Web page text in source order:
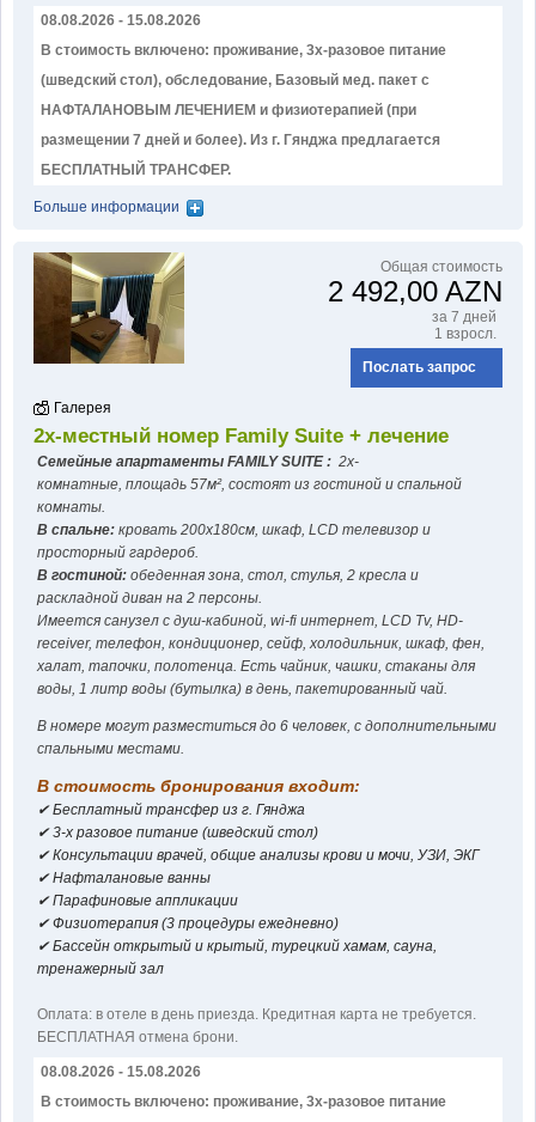
08.08.2026 - 15.08.2026
В стоимость включено: проживание, 3х-разовое питание
(шведский стол), обследование, Базовый мед. пакет с
НАФТАЛАНОВЫМ ЛЕЧЕНИЕМ и физиотерапией (при
размещении 7 дней и более). Из г. Гянджа предлагается
БЕСПЛАТНЫЙ ТРАНСФЕР.
Больше информации
Общая стоимость
2 492,00 AZN
за 7 дней
1 взросл.
Послать запрос
Галерея
2х-местный номер Family Suite + лечение
Семейные апартаменты FAMILY SUITE : 2х-
комнатные, площадь 57м², состоят из гостиной и спальной
комнаты.
В спальне: кровать 200x180см, шкаф, LCD телевизор и
просторный гардероб.
В гостиной: обеденная зона, стол, стулья, 2 кресла и
раскладной диван на 2 персоны.
Имеется санузел с душ-кабиной, wi-fi интернет, LCD Tv, HD-
receiver, телефон, кондиционер, сейф, холодильник, шкаф, фен,
халат, тапочки, полотенца. Есть чайник, чашки, стаканы для
воды, 1 литр воды (бутылка) в день, пакетированный чай.
В номере могут разместиться до 6 человек, с дополнительными
спальными местами.
В стоимость бронирования входит:
✔ Бесплатный трансфер из г. Гянджа
✔ 3-х разовое питание (шведский стол)
✔ Консультации врачей, oбщие анализы крови и мочи, УЗИ, ЭКГ
✔ Нафталановые ванны
✔ Парафиновые аппликации
✔ Физиотерапия (3 процедуры ежедневно)
✔ Бассейн открытый и крытый, турецкий хамам, сауна,
тренажерный зал
Оплатa: в отеле в день приезда. Кредитная карта не требуется.
БЕСПЛАТНАЯ отмена брони.
08.08.2026 - 15.08.2026
В стоимость включено: проживание, 3х-разовое питание